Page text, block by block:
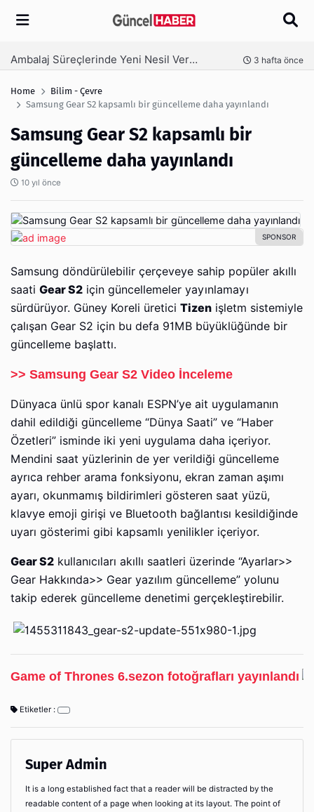
Arama
Ambalaj Süreçlerinde Yeni Nesil Verimliliği Olimpack ile Yakalayın 3 hafta önce
Home
Bilim - Çevre
Samsung Gear S2 kapsamlı bir güncelleme daha yayınlandı
Samsung Gear S2 kapsamlı bir
güncelleme daha yayınlandı
10 yıl önce
Samsung döndürülebilir çerçeveye sahip popüler akıllı
saati Gear S2 için güncellemeler yayınlamayı
sürdürüyor. Güney Koreli üretici Tizen işletm sistemiyle
çalışan Gear S2 için bu defa 91MB büyüklüğünde bir
güncelleme başlattı.
>> Samsung Gear S2 Video İnceleme
Dünyaca ünlü spor kanalı ESPN’ye ait uygulamanın
dahil edildiği güncelleme “Dünya Saati” ve “Haber
Özetleri” isminde iki yeni uygulama daha içeriyor.
Mendini saat yüzlerinin de yer verildiği güncelleme
ayrıca rehber arama fonksiyonu, ekran zaman aşımı
ayarı, okunmamış bildirimleri gösteren saat yüzü,
klavye emoji girişi ve Bluetooth bağlantısı kesildiğinde
uyarı gösterimi gibi kapsamlı yenilikler içeriyor.
Gear S2 kullanıcıları akıllı saatleri üzerinde “Ayarlar>>
Gear Hakkında>> Gear yazılım güncelleme” yolunu
takip ederek güncelleme denetimi gerçekleştirebilir.
Game of Thrones 6.sezon fotoğrafları yayınlandı
Etiketler :
Super Admin
It is a long established fact that a reader will be distracted by the
readable content of a page when looking at its layout. The point of